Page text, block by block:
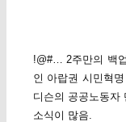
!@#… 2주만의 백
인 아랍권 시민혁
디슨의 공공노동자
소식이 많음.